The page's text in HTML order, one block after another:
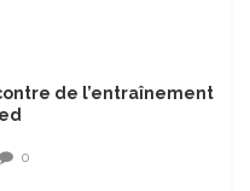
de l’entraînement
0